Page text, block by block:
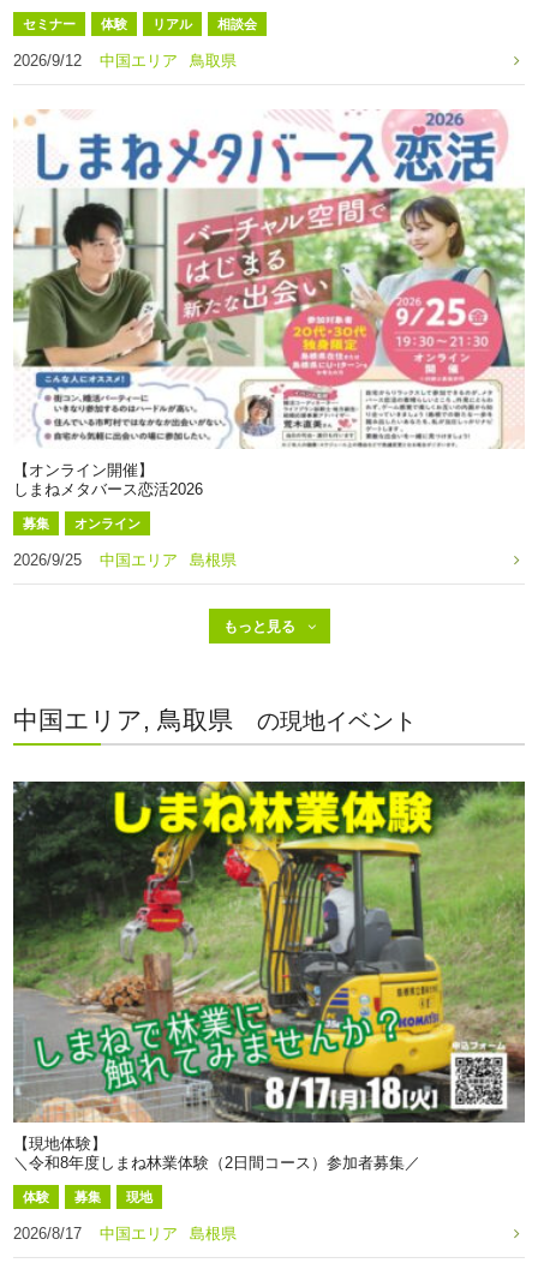
セミナー 体験 リアル 相談会
2026/9/12 中国エリア 鳥取県
【オンライン開催】
しまねメタバース恋活2026
募集 オンライン
2026/9/25 中国エリア 島根県
中国エリア, 鳥取県 の現地イベント
【現地体験】
＼令和8年度しまね林業体験（2日間コース）参加者募集／
体験 募集 現地
2026/8/17 中国エリア 島根県